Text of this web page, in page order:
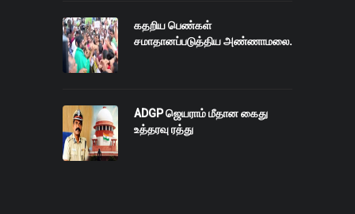
கதறிய பெண்கள்
சமாதானப்படுத்திய அண்ணாமலை.
ADGP ஜெயராம் மீதான கைது
உத்தரவு ரத்து